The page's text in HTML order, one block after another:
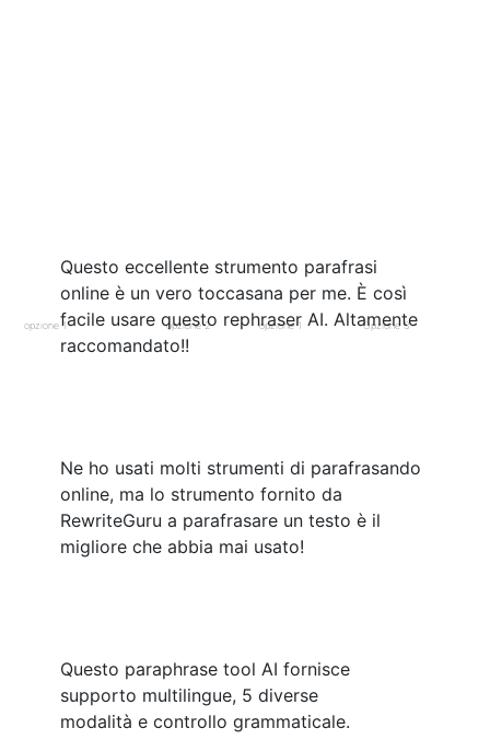
Questo eccellente strumento parafrasi
online è un vero toccasana per me. È così
facile usare questo rephraser AI. Altamente
raccomandato!!
Ne ho usati molti strumenti di parafrasando
online, ma lo strumento fornito da
RewriteGuru a parafrasare un testo è il
migliore che abbia mai usato!
Questo paraphrase tool AI fornisce
supporto multilingue, 5 diverse
modalità e controllo grammaticale.
opzione 1 opzione 2 opzione 1 Opzione 3